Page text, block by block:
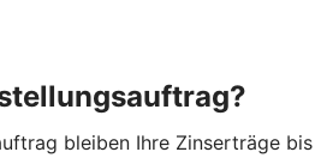
bleiben Ihre Zinserträge bis